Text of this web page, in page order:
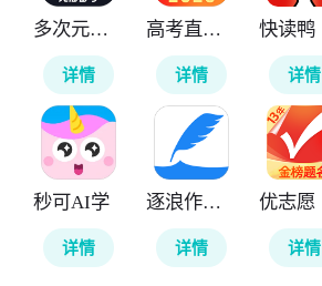
多次元托福
详情
高考直通车
详情
快读鸭
详情
秒可AI学
详情
逐浪作家助手
详情
优志愿
详情